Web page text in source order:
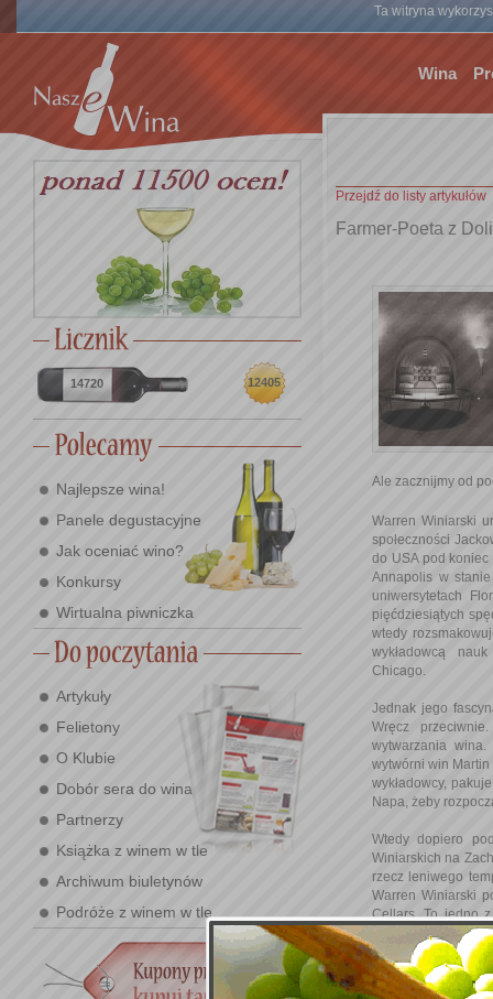
Ta witryna
Wina
14720 12405
Najlepsze wina!
Panele degustacyjne
Jak oceniać wino?
Konkursy
Wirtualna piwniczka
Artykuły
Felietony
O Klubie
Dobór sera do wina
Partnerzy
Książka z winem w tle
Archiwum biuletynów
Podróże z winem w tle
Przejdź do listy artykułów
Farmer-Poeta z
Ale zacznijmy od
Warren Winiarski
społeczności
do USA pod
Annapolis w
uniwersytetach
pięćdziesiątych
wtedy
wykładowcą
Chicago.
Jednak jego
Wręcz
wytwarzania
wytwórni win
wykładowcy,
Napa, żeby
Wtedy dopiero
Winiarskich na
rzecz leniwego
Warren Winiarski
Cellars. To jedno